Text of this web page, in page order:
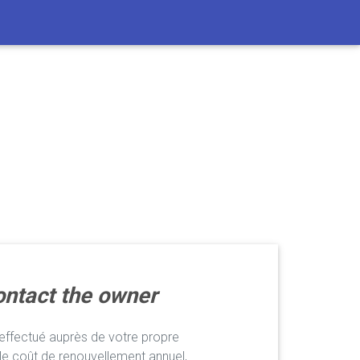
the owner
auprès de votre propre
coût de renouvellement annuel,